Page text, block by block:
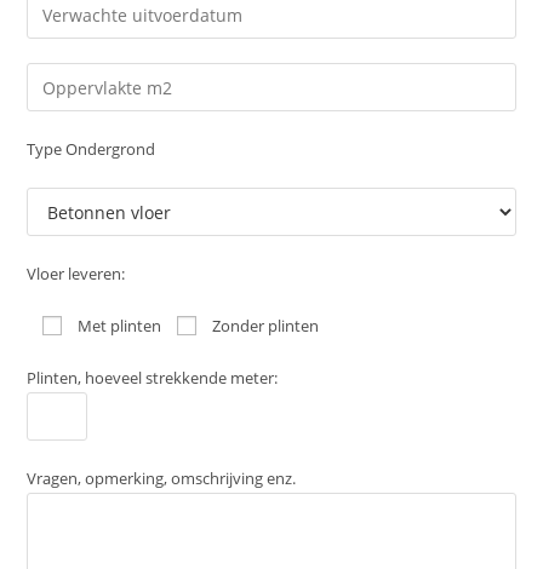
Type Ondergrond
Vloer leveren:
Met plinten Zonder plinten
Plinten, hoeveel strekkende meter:
Vragen, opmerking, omschrijving enz.